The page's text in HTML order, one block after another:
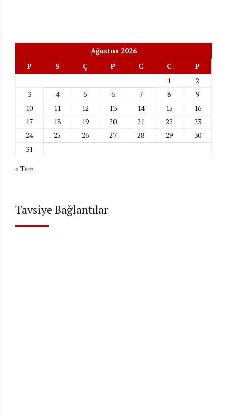
Ağustos 2026
P
S Ç P C C
P
1
2
3
4 5 6 7 8
9
10
11 12 13 14 15
16
17
18 19 20 21 22
23
24
25 26 27 28 29
30
31
« Tem
Tavsiye Bağlantılar